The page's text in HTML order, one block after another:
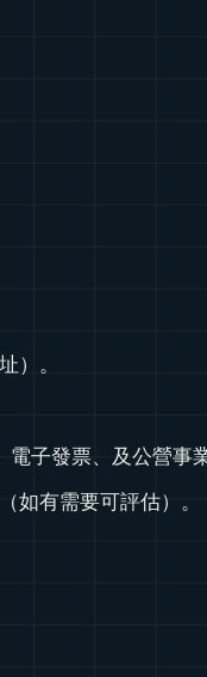
）。
子發票、及公營
如有需要可評估）。